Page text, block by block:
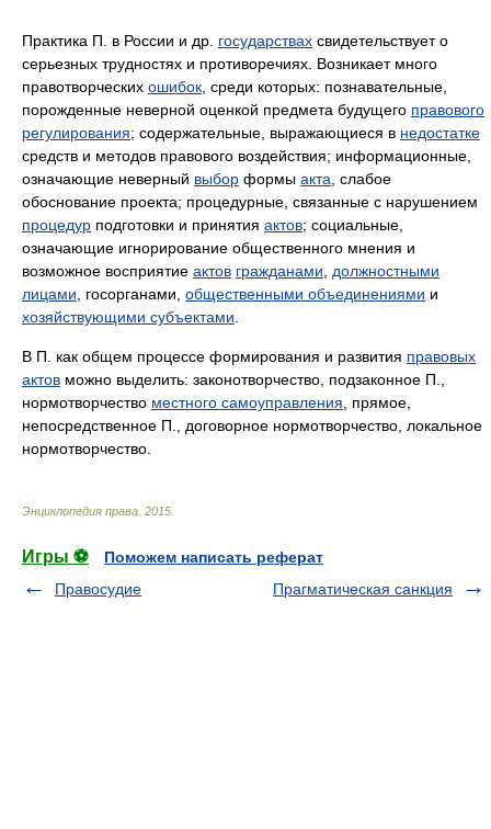
Практика П. в России и др. государствах свидетельствует о
серьезных трудностях и противоречиях. Возникает много
правотворческих ошибок , среди которых: познавательные,
порожденные неверной оценкой предмета будущего правового
регулирования; содержательные, выражающиеся в недостатке
средств и методов правового воздействия; информационные,
означающие неверный выбор формы акта , слабое
обоснование проекта; процедурные, связанные с нарушением
процедур подготовки и принятия актов; социальные,
означающие игнорирование общественного мнения и
возможное восприятие актов гражданами
должностными
лицами , госорганами, общественными объединениями и
хозяйствующими субъектами
В П. как общем процессе формирования и развития правовых
актов можно выделить: законотворчество, подзаконное П.,
нормотворчество местного самоуправления , прямое,
непосредственное П., договорное нормотворчество, локальное
нормотворчество.
Энциклопедия права 2015
Игры ⚽
Поможем написать реферат
Правосудие
Прагматическая санкция